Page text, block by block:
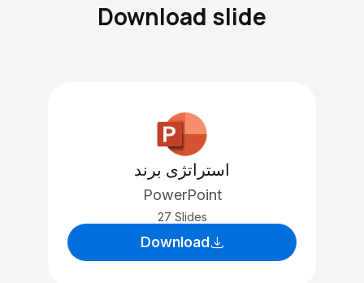
Download slide
استراتژی برند
PowerPoint
27 Slides
Download